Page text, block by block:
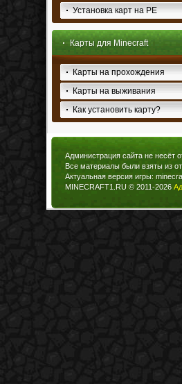
Установка карт на PE
Карты для Minecraft
Карты на прохождения
Карты на выживания
Как установить карту?
Администрация сайта не несёт
Все материалы были взяты из
Актуальная версия игры:
MINECRAFT1.RU © 2011-2026